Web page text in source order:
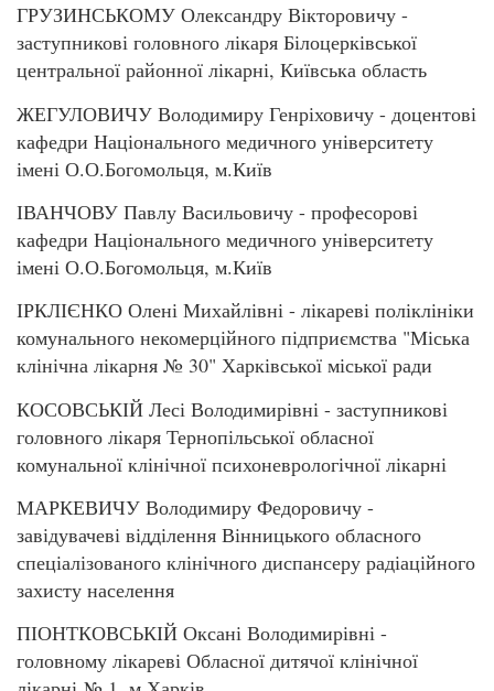
ГРУЗИНСЬКОМУ Олександру Вікторовичу -
заступникові головного лікаря Білоцерківської
центральної районної лікарні, Київська область
ЖЕГУЛОВИЧУ Володимиру Генріховичу - доцентові
кафедри Національного медичного університету
імені О.О.Богомольця, м.Київ
ІВАНЧОВУ Павлу Васильовичу - професорові
кафедри Національного медичного університету
імені О.О.Богомольця, м.Київ
ІРКЛІЄНКО Олені Михайлівні - лікареві поліклініки
комунального некомерційного підприємства "Міська
клінічна лікарня № 30" Харківської міської ради
КОСОВСЬКІЙ Лесі Володимирівні - заступникові
головного лікаря Тернопільської обласної
комунальної клінічної психоневрологічної лікарні
МАРКЕВИЧУ Володимиру Федоровичу -
завідувачеві відділення Вінницького обласного
спеціалізованого клінічного диспансеру радіаційного
захисту населення
ПІОНТКОВСЬКІЙ Оксані Володимирівні -
головному лікареві Обласної дитячої клінічної